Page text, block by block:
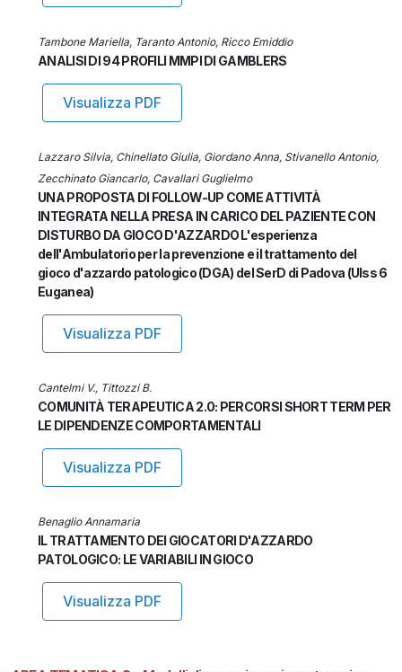
Tambone Mariella, Taranto Antonio, Ricco Emiddio
ANALISI DI 94 PROFILI MMPI DI GAMBLERS
Visualizza PDF
Lazzaro Silvia, Chinellato Giulia, Giordano Anna, Stivanello Antonio,
Zecchinato Giancarlo, Cavallari Guglielmo
UNA PROPOSTA DI FOLLOW-UP COME ATTIVITÀ
INTEGRATA NELLA PRESA IN CARICO DEL PAZIENTE CON
DISTURBO DA GIOCO D'AZZARDO L'esperienza
dell'Ambulatorio per la prevenzione e il trattamento del
gioco d'azzardo patologico (DGA) del SerD di Padova (Ulss 6
Euganea)
Visualizza PDF
Cantelmi V., Tittozzi B.
COMUNITÀ TERAPEUTICA 2.0: PERCORSI SHORT TERM PER
LE DIPENDENZE COMPORTAMENTALI
Visualizza PDF
Benaglio Annamaria
IL TRATTAMENTO DEI GIOCATORI D'AZZARDO
PATOLOGICO: LE VARIABILI IN GIOCO
Visualizza PDF